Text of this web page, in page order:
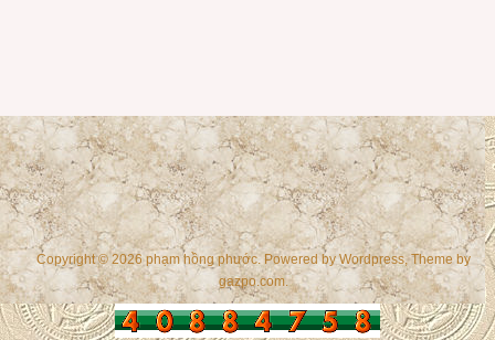
Copyright © 2026 phạm hồng phước. Powered byWordpress , Theme by
gazpo.com.